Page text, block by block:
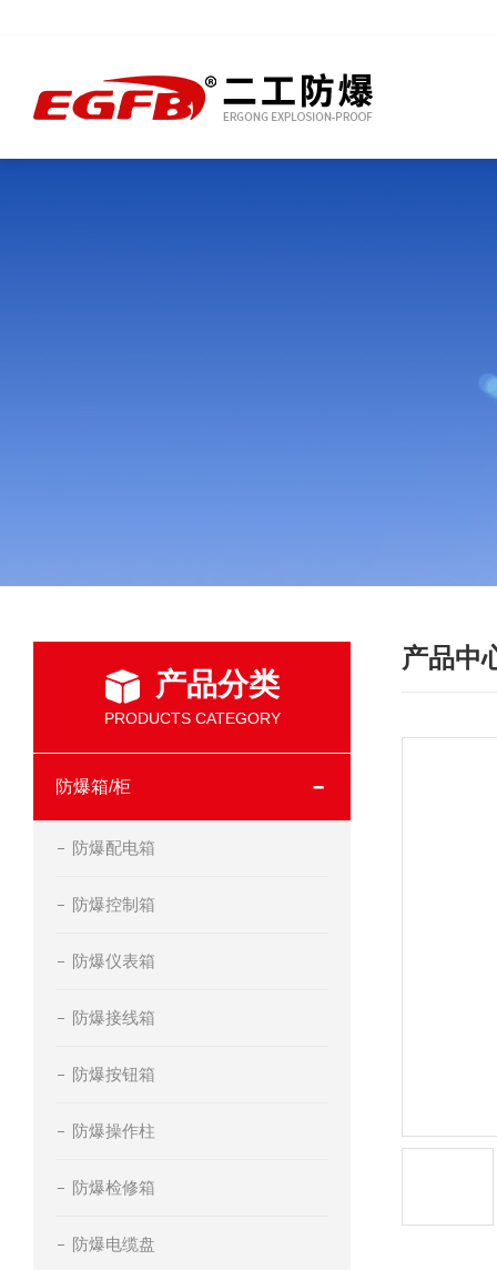
产品分类
PRODUCTS CATEGORY
防爆箱/柜
防爆配电箱
防爆控制箱
防爆仪表箱
防爆接线箱
防爆按钮箱
防爆操作柱
防爆检修箱
防爆电缆盘
产品中